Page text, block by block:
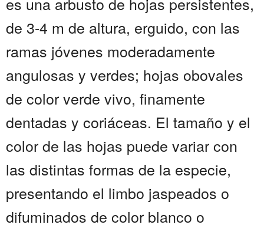
de 3-4 m de altura, erguido, con las
ramas jóvenes moderadamente
angulosas y verdes; hojas obovales
de color verde vivo, finamente
dentadas y coriáceas. El tamaño y el
color de las hojas puede variar con
las distintas formas de la especie,
presentando el limbo jaspeados o
difuminados de color blanco o